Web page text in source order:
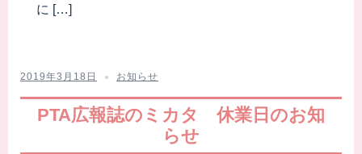
に […]
2019年3月18日 お知らせ
PTA広報誌のミカタ 休業日のお知
らせ